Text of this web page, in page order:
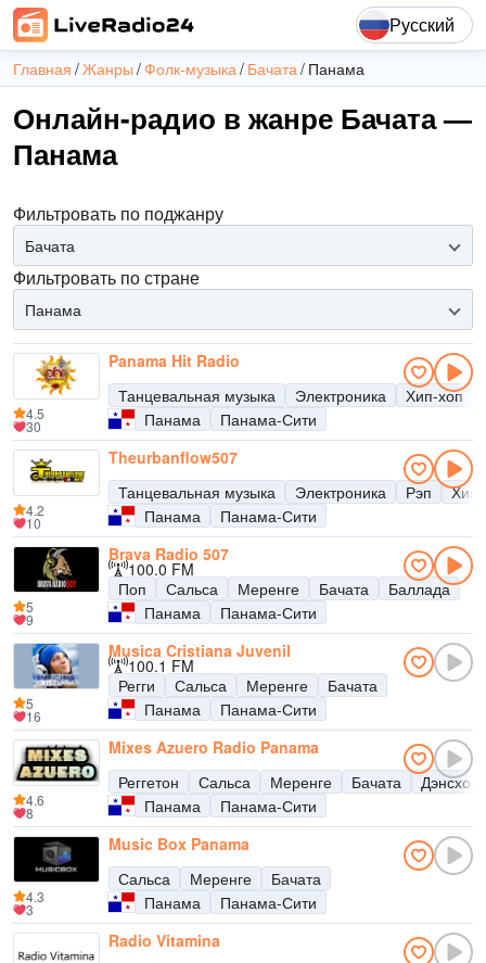
Русский
Главная Жанры Фолк-музыка Бачата Панама
Онлайн-радио в жанре Бачата —
Панама
Фильтровать по поджанру
Бачата
Фильтровать по стране
Панама
Panama Hit Radio
Танцевальная музыка
Электроника Хип-хоп
Панама
Панама-Сити
4.5
30
Theurbanflow507
Танцевальная музыка
Электроника Рэп
Панама
Панама-Сити
4.2
10
Brava Radio 507
100.0 FM
Поп
Сальса Меренге Бачата
Баллада
Панама
Панама-Сити
5
9
Musica Cristiana Juvenil
100.1 FM
Регги
Сальса Меренге
Бачата
Панама
Панама-Сити
5
16
Mixes Azuero Radio Panama
Реггетон
Сальса Меренге Бачата
Панама
Панама-Сити
4.6
8
Music Box Panama
Сальса
Меренге
Бачата
Панама
Панама-Сити
4.3
3
Radio Vitamina